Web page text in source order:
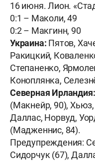
16 июня. Лион.
0:1 – Маколи, 49
0:2 – Макгинн, 90
Украина: Пятов,
Ракицкий,
Степаненко,
Коноплянка,
Северная Ирландия:
(Макнейр, 90),
Даллас, Норвуд,
(Мадженнис, 84).
Предупреждения:
Сидорчук (67),